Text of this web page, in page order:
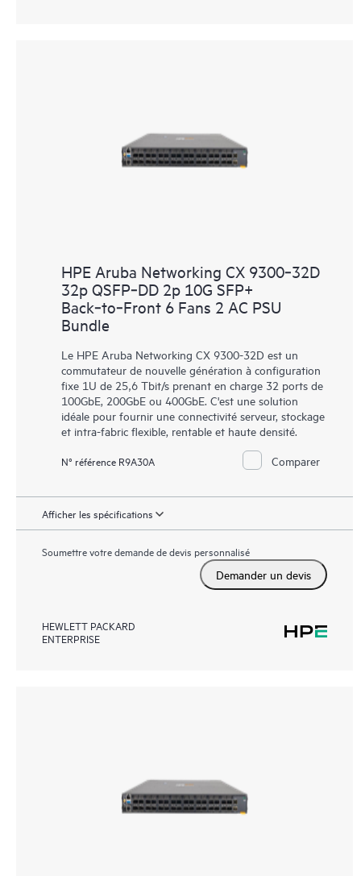
HPE Aruba Networking CX 9300‑32D
32p QSFP‑DD 2p 10G SFP+
Back‑to‑Front 6 Fans 2 AC PSU
Bundle
Le HPE Aruba Networking CX 9300-32D est un
commutateur de nouvelle génération à configuration
fixe 1U de 25,6 Tbit/s prenant en charge 32 ports de
100GbE, 200GbE ou 400GbE. C'est une solution
idéale pour fournir une connectivité serveur, stockage
et intra-fabric flexible, rentable et haute densité.
N° référence R9A30A Comparer
Afficher les spécifications
Soumettre votre demande de devis personnalisé
Demander un devis
HEWLETT PACKARD
ENTERPRISE